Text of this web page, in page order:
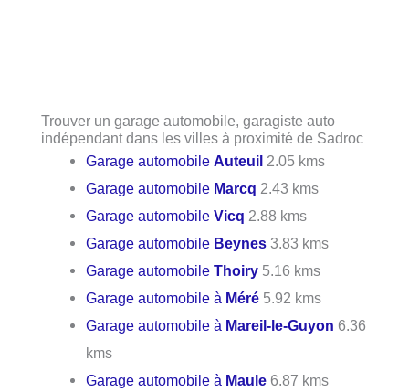
Trouver un garage automobile, garagiste auto
indépendant dans les villes à proximité de Sadroc
Garage automobileAuteuil 2.05 kms
Garage automobile Marcq 2.43 kms
Garage automobileVicq 2.88 kms
Garage automobile Beynes 3.83 kms
Garage automobileThoiry 5.16 kms
Garage automobile à Méré 5.92 kms
Garage automobile à Mareil-le-Guyon 6.36
kms
Garage automobile à Maule 6.87 kms